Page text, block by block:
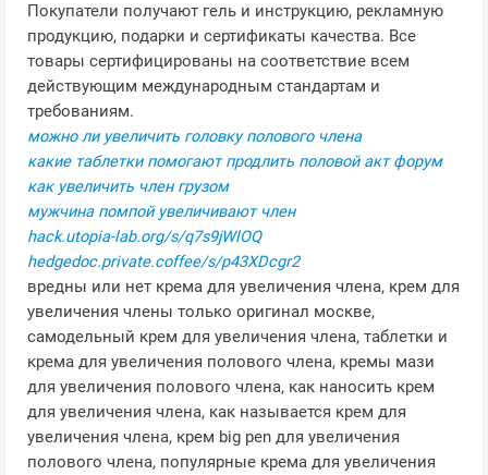
Покупатели получают гель и инструкцию, рекламную
продукцию, подарки и сертификаты качества. Все
товары сертифицированы на соответствие всем
действующим международным стандартам и
требованиям.
можно ли увеличить головку полового члена
какие таблетки помогают продлить половой акт форум
как увеличить член грузом
мужчина помпой увеличивают член
hack.utopia-lab.org/s/q7s9jWlOQ
hedgedoc.private.coffee/s/p43XDcgr2
вредны или нет крема для увеличения члена, крем для
увеличения члены только оригинал москве,
самодельный крем для увеличения члена, таблетки и
крема для увеличения полового члена, кремы мази
для увеличения полового члена, как наносить крем
для увеличения члена, как называется крем для
увеличения члена, крем big pen для увеличения
полового члена, популярные крема для увеличения